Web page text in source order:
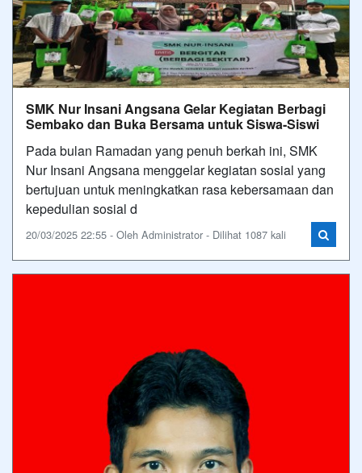
SMK Nur Insani Angsana Gelar Kegiatan Berbagi
Sembako dan Buka Bersama untuk Siswa-Siswi
Pada bulan Ramadan yang penuh berkah ini, SMK
Nur Insani Angsana menggelar kegiatan sosial yang
bertujuan untuk meningkatkan rasa kebersamaan dan
kepedulian sosial d
20/03/2025 22:55 - Oleh Administrator - Dilihat 1087 kali